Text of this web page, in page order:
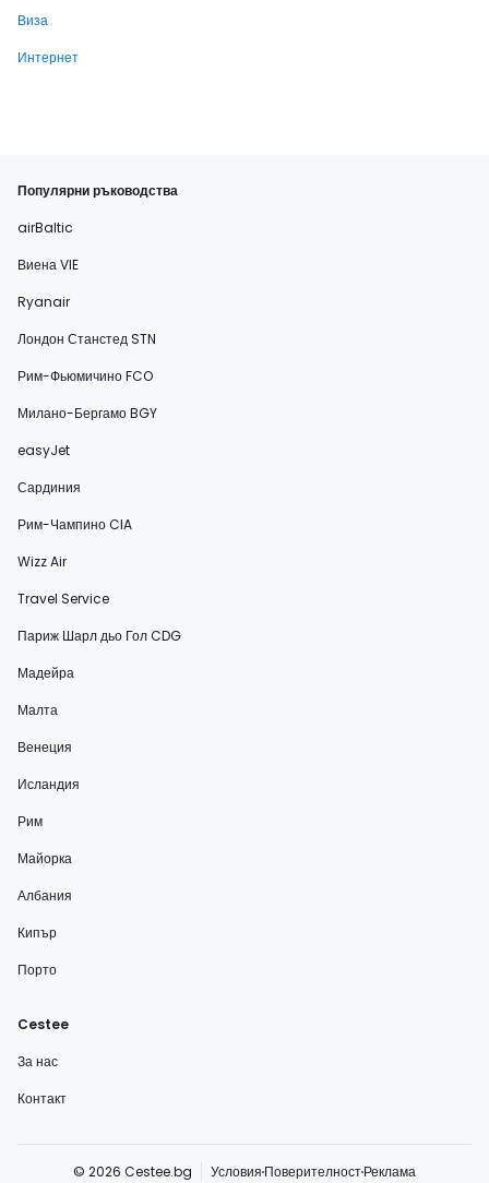
Виза
Интернет
Популярни ръководства
airBaltic
Виена VIE
Ryanair
Лондон Станстед STN
Рим-Фьюмичино FCO
Милано-Бергамо BGY
easyJet
Сардиния
Рим-Чампино CIA
Wizz Air
Travel Service
Париж Шарл дьо Гол CDG
Мадейра
Малта
Венеция
Исландия
Рим
Майорка
Албания
Кипър
Порто
Cestee
За нас
Контакт
© 2026 Cestee.bg Условия ПоверителностРеклама